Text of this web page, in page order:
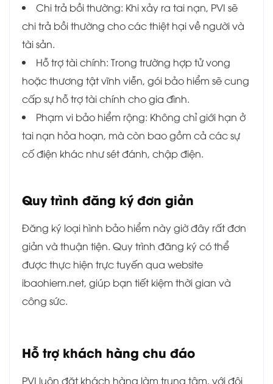
Chi trả bồi thường: Khi xảy ra tai nạn, PVI sẽ
chi trả bồi thường cho các thiệt hại về người và
tài sản.
Hỗ trợ tài chính: Trong trường hợp tử vong
hoặc thương tật vĩnh viễn, gói bảo hiểm sẽ cung
cấp sự hỗ trợ tài chính cho gia đình.
Phạm vi bảo hiểm rộng: Không chỉ giới hạn ở
tai nạn hỏa hoạn, mà còn bao gồm cả các sự
cố điện khác như sét đánh, chập điện.
Quy trình đăng ký đơn giản
Đăng ký loại hình bảo hiểm này giờ đây rất đơn
giản và thuận tiện. Quy trình đăng ký có thể
được thực hiện trực tuyến qua website
ibaohiem.net, giúp bạn tiết kiệm thời gian và
công sức.
Hỗ trợ khách hàng chu đáo
PVI luôn đặt khách hàng làm trung tâm, với đội